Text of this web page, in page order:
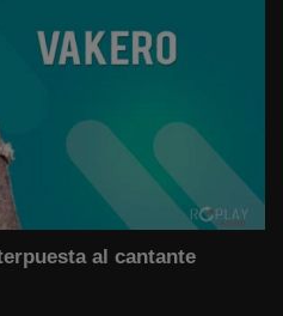
al cantante